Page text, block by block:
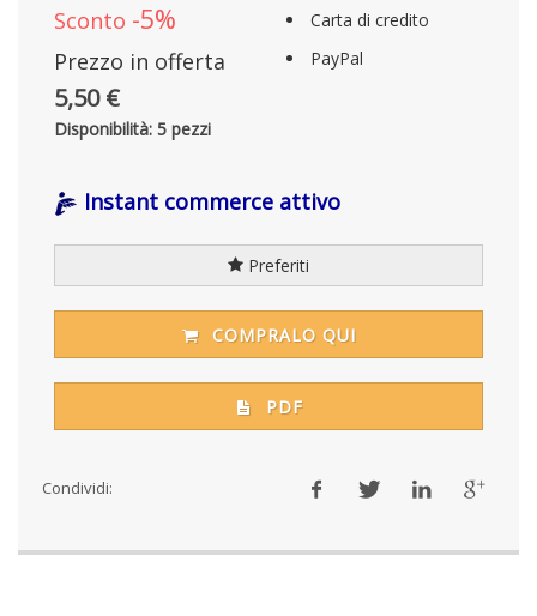
Sconto -5%
Prezzo in offerta
5,50 €
Carta di credito
PayPal
Disponibilità: 5 pezzi
Instant commerce attivo
Preferiti
COMPRALO QUI
PDF
Condividi: